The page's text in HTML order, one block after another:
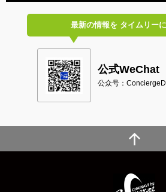
最新の情報をタイムリーに
公式WeChat
公众号：